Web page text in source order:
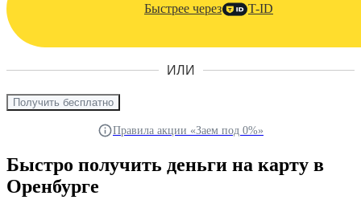
Быстрее через T-ID
ИЛИ
Получить бесплатно
Правила акции «Заем под 0%»
Быстро получить деньги на карту в
Оренбурге